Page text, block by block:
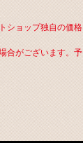
ショップ独自の価格
合がございます。予